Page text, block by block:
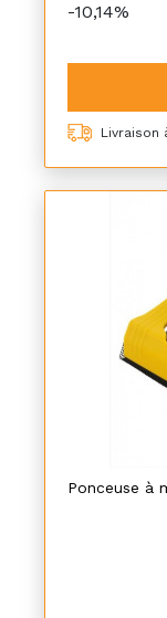
-10,14%
Livraison
Ponceuse à